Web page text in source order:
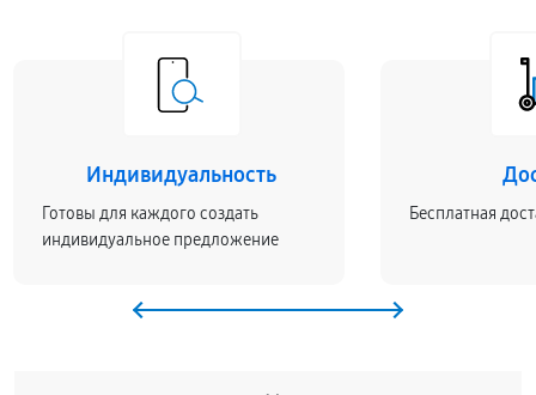
Индивидуальность
Готовы для каждого создать
индивидуальное предложение
Бесплатная